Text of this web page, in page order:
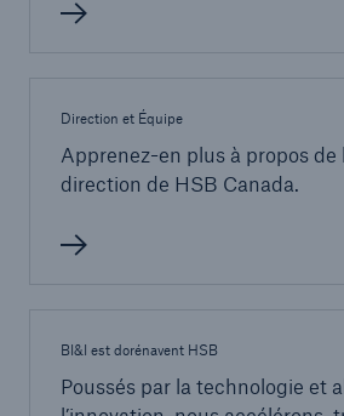
Direction et Équipe
Apprenez-en plus à propos de
direction de HSB Canada.
BI&I est dorénavent HSB
Poussés par la technologie et